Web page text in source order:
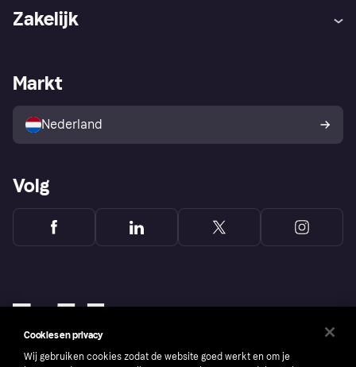
Winkeloverzicht
Kopersbescherming voor
consumenten
Zakelijk
Zakelijke login
Markt
Nederland
Volg
Cookies en privacy
Wij gebruiken cookies zodat de website goed werkt en om je